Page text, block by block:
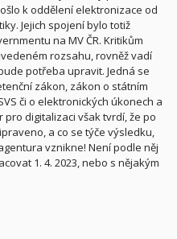
k oddělení elektronizace od
Jejich spojení bylo totiž
na MV ČR. Kritikům
rozsahu, rovněž vadí
potřeba upravit. Jedná se
zákon, zákon o státním
či o elektronických úkonech a
digitalizaci však tvrdí, že po
a co se týče výsledku,
vznikne! Není podle něj
1. 4. 2023, nebo s nějakým